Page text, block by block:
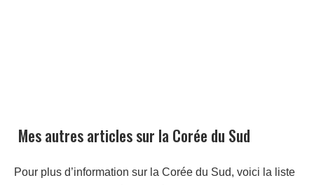
Mes autres articles sur la Corée du Sud
Pour plus d’information sur la Corée du Sud, voici la liste